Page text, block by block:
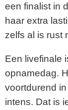
een finalist in
haar extra
zelfs al is rust
Een livefinale
opnamedag.
voortdurend
intens. Dat is